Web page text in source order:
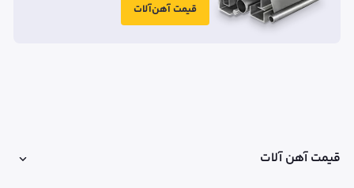
قیمت آهن‌آلات
قیمت آهن آلات